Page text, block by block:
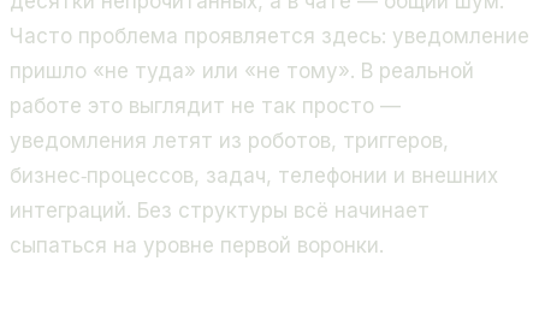
Часто проблема проявляется здесь: уведомление
пришло «не туда» или «не тому». В реальной
работе это выглядит не так просто —
уведомления летят из роботов, триггеров,
бизнес‑процессов, задач, телефонии и внешних
интеграций. Без структуры всё начинает
сыпаться на уровне первой воронки.